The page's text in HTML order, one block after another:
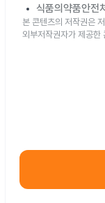
식품의약품안전
본 콘텐츠의 저작권은
외부저작권자가 제공한